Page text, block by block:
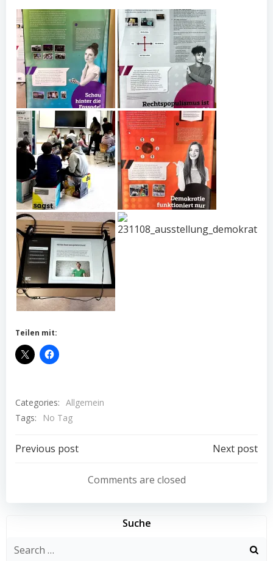
Teilen mit:
Categories: Allgemein
Tags:
No Tag
Post
navigation
Previous post
navigation
Next post
Comments are closed
Suche
Search